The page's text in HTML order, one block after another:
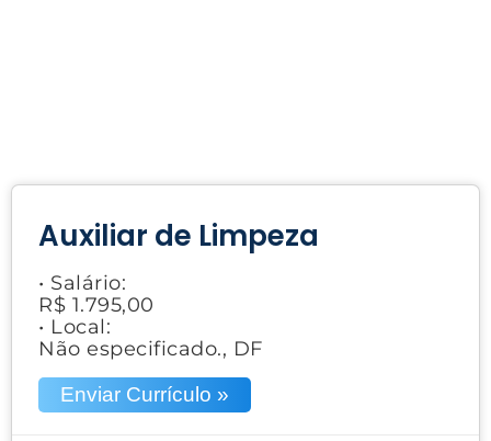
Auxiliar de Limpeza
• Salário:
R$ 1.795,00
• Local:
Não especificado., DF
Enviar Currículo »